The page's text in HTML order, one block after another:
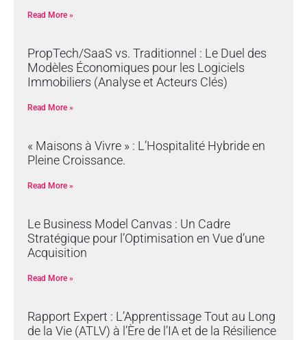
Read More »
PropTech/SaaS vs. Traditionnel : Le Duel des
Modèles Économiques pour les Logiciels
Immobiliers (Analyse et Acteurs Clés)
Read More »
« Maisons à Vivre » : L’Hospitalité Hybride en
Pleine Croissance.
Read More »
Le Business Model Canvas : Un Cadre
Stratégique pour l’Optimisation en Vue d’une
Acquisition
Read More »
Rapport Expert : L’Apprentissage Tout au Long
de la Vie (ATLV) à l’Ère de l’IA et de la Résilience